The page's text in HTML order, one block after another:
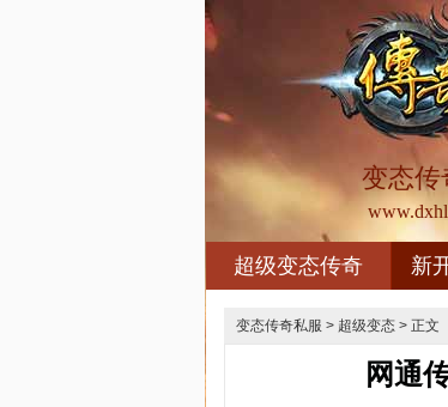
变态传
超级变态传奇 新
变态传奇私服 > 超级变态 > 正文
网通